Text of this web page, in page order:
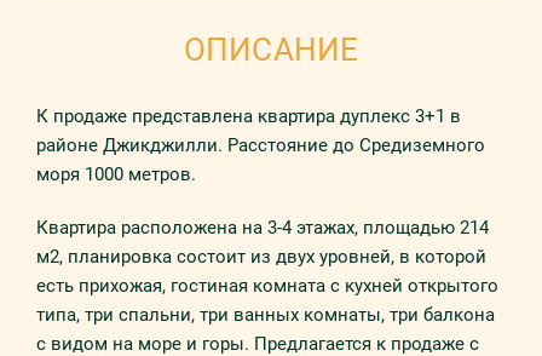
ОПИСАНИЕ
К продаже представлена квартира дуплекс 3+1 в
районе Джикджилли. Расстояние до Средиземного
моря 1000 метров.
Квартира расположена на 3-4 этажах, площадью 214
м2, планировка состоит из двух уровней, в которой
есть прихожая, гостиная комната с кухней открытого
типа, три спальни, три ванных комнаты, три балкона
с видом на море и горы. Предлагается к продаже с